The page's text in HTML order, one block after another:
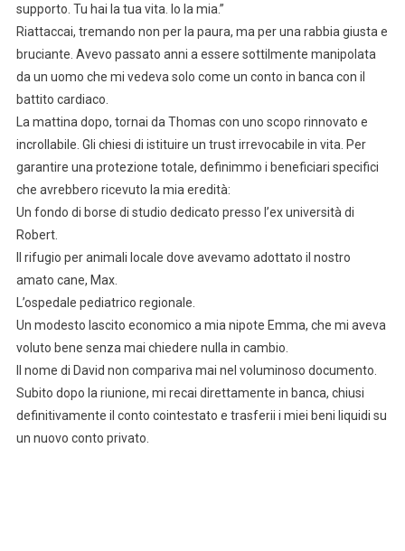
supporto. Tu hai la tua vita. Io la mia.”
Riattaccai, tremando non per la paura, ma per una rabbia giusta e
bruciante. Avevo passato anni a essere sottilmente manipolata
da un uomo che mi vedeva solo come un conto in banca con il
battito cardiaco.
La mattina dopo, tornai da Thomas con uno scopo rinnovato e
incrollabile. Gli chiesi di istituire un trust irrevocabile in vita. Per
garantire una protezione totale, definimmo i beneficiari specifici
che avrebbero ricevuto la mia eredità:
Un fondo di borse di studio dedicato presso l’ex università di
Robert.
Il rifugio per animali locale dove avevamo adottato il nostro
amato cane, Max.
L’ospedale pediatrico regionale.
Un modesto lascito economico a mia nipote Emma, che mi aveva
voluto bene senza mai chiedere nulla in cambio.
Il nome di David non compariva mai nel voluminoso documento.
Subito dopo la riunione, mi recai direttamente in banca, chiusi
definitivamente il conto cointestato e trasferii i miei beni liquidi su
un nuovo conto privato.